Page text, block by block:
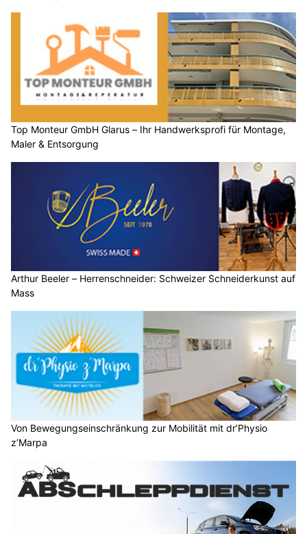
Top Monteur GmbH Glarus – Ihr Handwerksprofi für Montage,
Maler & Entsorgung
Arthur Beeler – Herrenschneider: Schweizer Schneiderkunst auf
Mass
Von Bewegungseinschränkung zur Mobilität mit dr’Physio
z’Marpa